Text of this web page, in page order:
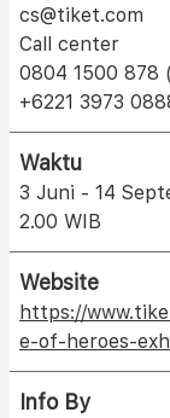
cs@tiket.com
Call center
0804 1500 878
+6221 3973
Waktu
3 Juni - 14
2.00 WIB
Website
https://
e-of-heroes-
Info By